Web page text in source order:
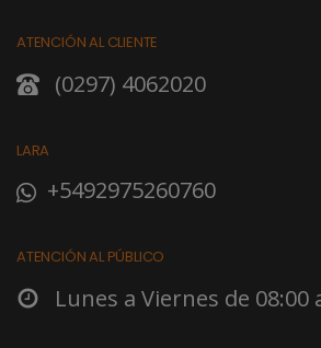
ATENCIÓN AL CLIENTE
(0297) 4062020
LARA
+5492975260760
ATENCIÓN AL PÚBLICO
Lunes a Viernes de 08:00